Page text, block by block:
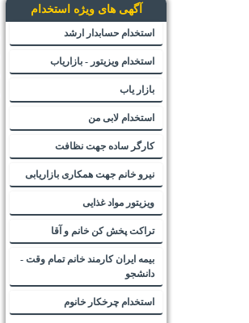
آگهی های ویژه استخدام
استخدام حسابدار ارشد
استخدام ویزیتور - بازاریاب
بازار یاب
استخدام لابی من
کارگر ساده جهت نظافت
نیرو خانم جهت همکاری بازاریابی
ویزیتور مواد غذایی
تراکت پخش کن خانم و آقا
بیمه ایران کارمند خانم تمام وقت -
دانشجو
استخدام چرخکار خانوم